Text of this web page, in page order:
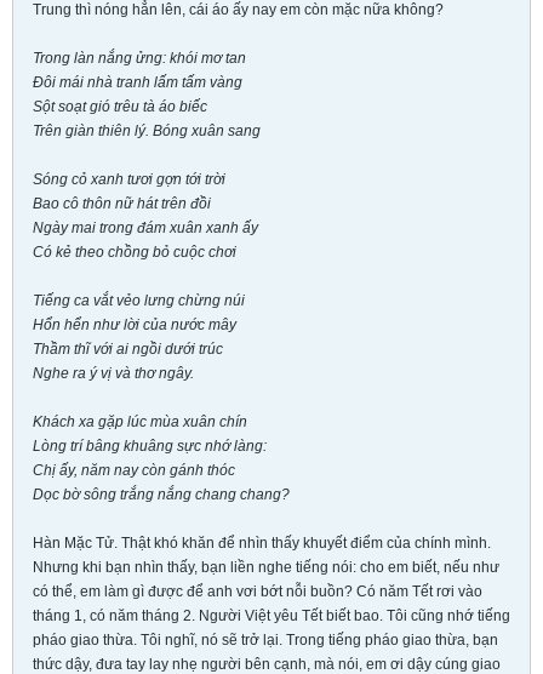
Trung thì nóng hẳn lên, cái áo ấy nay em còn mặc nữa không?
Trong làn nắng ửng: khói mơ tan
Đôi mái nhà tranh lấm tấm vàng
Sột soạt gió trêu tà áo biếc
Trên giàn thiên lý. Bóng xuân sang
Sóng cỏ xanh tươi gợn tới trời
Bao cô thôn nữ hát trên đồi
Ngày mai trong đám xuân xanh ấy
Có kẻ theo chồng bỏ cuộc chơi
Tiếng ca vắt vẻo lưng chừng núi
Hổn hển như lời của nước mây
Thầm thĩ với ai ngồi dưới trúc
Nghe ra ý vị và thơ ngây.
Khách xa gặp lúc mùa xuân chín
Lòng trí bâng khuâng sực nhớ làng:
Chị ấy, năm nay còn gánh thóc
Dọc bờ sông trắng nắng chang chang?
Hàn Mặc Tử. Thật khó khăn để nhìn thấy khuyết điểm của chính mình.
Nhưng khi bạn nhìn thấy, bạn liền nghe tiếng nói: cho em biết, nếu như
có thể, em làm gì được để anh vơi bớt nỗi buồn? Có năm Tết rơi vào
tháng 1, có năm tháng 2. Người Việt yêu Tết biết bao. Tôi cũng nhớ tiếng
pháo giao thừa. Tôi nghĩ, nó sẽ trở lại. Trong tiếng pháo giao thừa, bạn
thức dậy, đưa tay lay nhẹ người bên cạnh, mà nói, em ơi dậy cúng giao